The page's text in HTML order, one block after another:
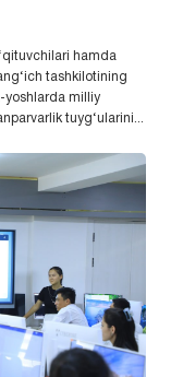
hamda
tashkilotining
yoshlarda milliy
tuyg‘ularini...